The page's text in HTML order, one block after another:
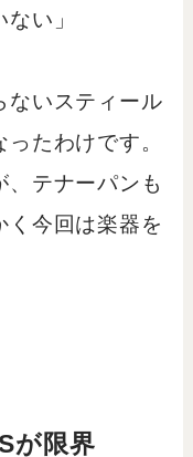
い」
ないスティール
たわけです。
テナーパンも
く今回は楽器を
が限界